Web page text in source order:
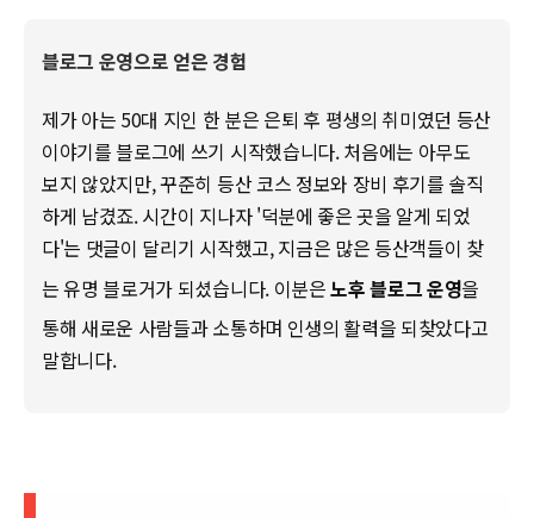
블로그 운영으로 얻은 경험
제가 아는 50대 지인 한 분은 은퇴 후 평생의 취미였던 등산
이야기를 블로그에 쓰기 시작했습니다. 처음에는 아무도
보지 않았지만, 꾸준히 등산 코스 정보와 장비 후기를 솔직
하게 남겼죠. 시간이 지나자 '덕분에 좋은 곳을 알게 되었
다'는 댓글이 달리기 시작했고, 지금은 많은 등산객들이 찾
는 유명 블로거가 되셨습니다. 이분은노후 블로그 운영을
통해 새로운 사람들과 소통하며 인생의 활력을 되찾았다고
말합니다.